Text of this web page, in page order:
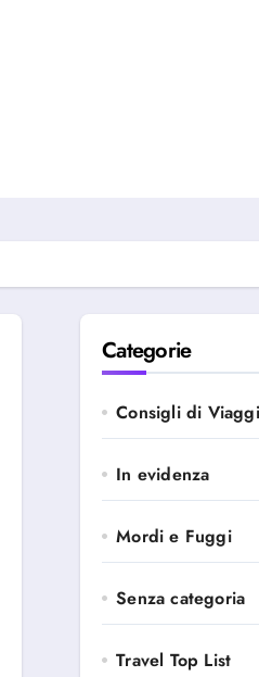
Categorie
Consigli di
In evidenza
Mordi e Fuggi
Senza categoria
Travel Top List